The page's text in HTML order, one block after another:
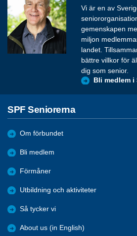
Vi är en av
gemenskapen
miljon
landet.
bättre villkor för
dig som senior.
Bli medlem i
SPF Seniorerna
Om förbundet
Bli medlem
Förmåner
Utbildning och aktiviteter
Så tycker vi
About us (in English)